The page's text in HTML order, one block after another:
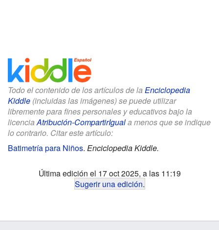
Todo el contenido de los artículos de la Enciclopedia
Kiddle (incluidas las imágenes) se puede utilizar
libremente para fines personales y educativos bajo la
licencia Atribución-CompartirIguala menos que se indique
lo contrario. Citar este artículo:
Batimetría para Niños. Enciclopedia Kiddle.
Última edición el 17 oct 2025, a las 11:19
Sugerir una edición.